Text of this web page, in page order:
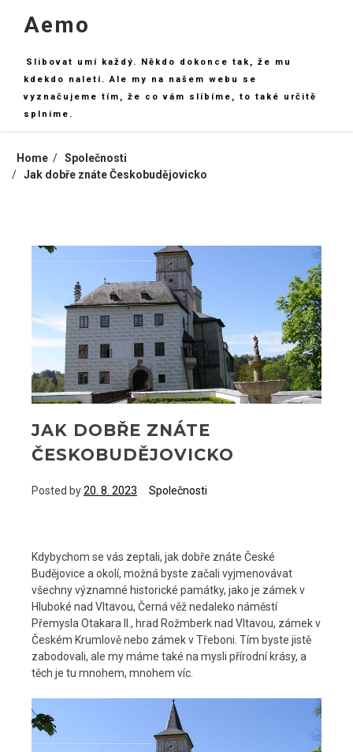
Aemo
Slibovat umí každý. Někdo dokonce tak, že mu
kdekdo naletí. Ale my na našem webu se
vyznačujeme tím, že co vám slíbíme, to také určitě
splníme.
Home
Společnosti
Jak dobře znáte Českobudějovicko
JAK DOBŘE ZNÁTE
ČESKOBUDĚJOVICKO
Posted by20. 8. 2023 Společnosti
Kdybychom se vás zeptali, jak dobře znáte České
Budějovice a okolí, možná byste začali vyjmenovávat
všechny významné historické památky, jako je zámek v
Hluboké nad Vltavou, Černá věž nedaleko náměstí
Přemysla Otakara II., hrad Rožmberk nad Vltavou, zámek v
Českém Krumlově nebo zámek v Třeboni. Tím byste jistě
zabodovali, ale my máme také na mysli přírodní krásy, a
těch je tu mnohem, mnohem víc.